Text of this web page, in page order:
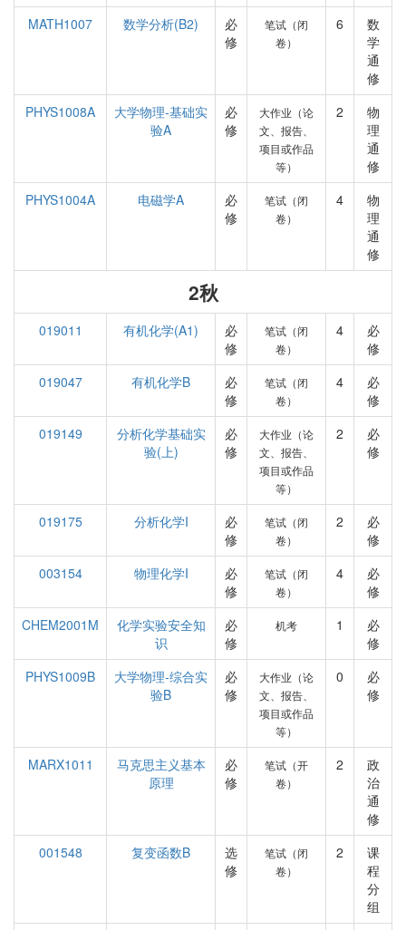
MATH1007
数学分析(B2)
必
修
笔试（闭
卷）
6
数
学
通
修
PHYS1008A
大学物理-基础实
验A
必
修
大作业（论
文、报告、
项目或作品
等）
2
物
理
通
修
PHYS1004A
电磁学A
必
修
笔试（闭
卷）
4
物
理
通
修
2秋
019011 有机化学(A1)
必
修
笔试（闭
卷）
4
必
修
019047
有机化学B
必
修
笔试（闭
卷）
4
必
修
019149
分析化学基础实
验(上)
必
修
大作业（论
文、报告、
项目或作品
等）
2
必
修
019175 分析化学I
必
修
笔试（闭
卷）
2
必
修
003154
物理化学I
必
修
笔试（闭
卷）
4
必
修
CHEM2001M
化学实验安全知
识
必
修
机考 1
必
修
PHYS1009B
大学物理-综合实
验B
必
修
大作业（论
文、报告、
项目或作品
等）
0
必
修
MARX1011
马克思主义基本
原理
必
修
笔试（开
卷）
2
政
治
通
修
001548
复变函数B
选
修
笔试（闭
卷）
2
课
程
分
组